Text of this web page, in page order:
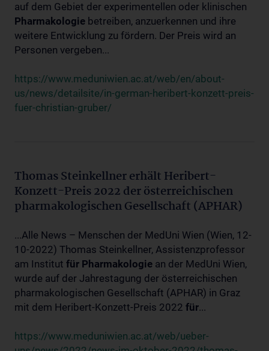
auf dem Gebiet der experimentellen oder klinischen
Pharmakologie betreiben, anzuerkennen und ihre
weitere Entwicklung zu fördern. Der Preis wird an
Personen vergeben...
https://www.meduniwien.ac.at/web/en/about-
us/news/detailsite/in-german-heribert-konzett-preis-
fuer-christian-gruber/
Thomas Steinkellner erhält Heribert-
Konzett-Preis 2022 der österreichischen
pharmakologischen Gesellschaft (APHAR)
...Alle News – Menschen der MedUni Wien (Wien, 12-
10-2022) Thomas Steinkellner, Assistenzprofessor
am Institut für Pharmakologie an der MedUni Wien,
wurde auf der Jahrestagung der österreichischen
pharmakologischen Gesellschaft (APHAR) in Graz
mit dem Heribert-Konzett-Preis 2022 für...
https://www.meduniwien.ac.at/web/ueber-